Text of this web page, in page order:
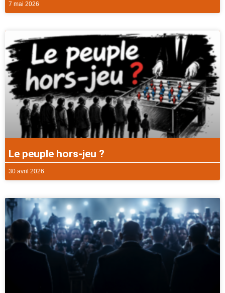
7 mai 2026
Le peuple hors-jeu ?
30 avril 2026